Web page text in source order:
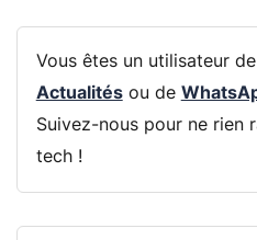
Vous êtes un utilisateur de
Actualitésou de
Suivez-nous pour ne rien
tech !